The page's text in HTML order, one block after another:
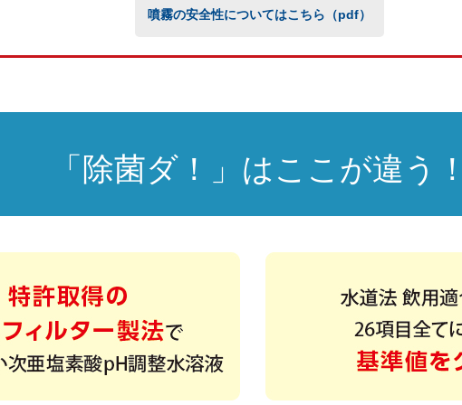
噴霧の安全性についてはこちら（pdf）
「除菌ダ！」はここが違う